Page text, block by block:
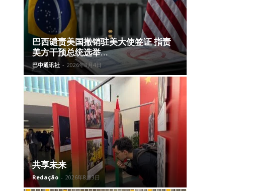
巴西谴责美国撤销驻美大使签证 指责
美方干预总统选举...
巴中通讯社 - 2026年8月4日
共享未来
Redação - 2026年8月3日